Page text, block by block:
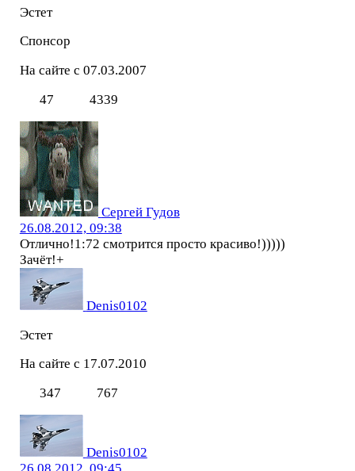
Эстет
Спонсор
На сайте с 07.03.2007
47
4339
Сергей Гудов
26.08.2012, 09:38
Отлично!1:72 смотрится просто красиво!)))))
Зачёт!+
Denis0102
Эстет
На сайте с 17.07.2010
347
767
Denis0102